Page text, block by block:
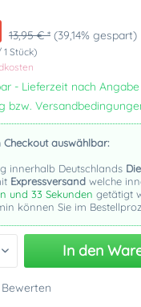
13,95 € * (39,14% gespart)
1 Stück)
- Lieferzeit nach
bzw.
Checkout auswählbar:
innerhalb Deutschlands
Expressversand welche
und 33 Sekunden getätigt
können Sie im
In den
Bewerten